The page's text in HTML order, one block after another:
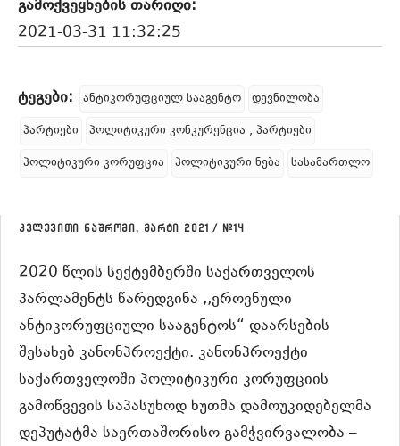
გამოქვეყნების თარიღი:
2021-03-31 11:32:25
ტეგები: ანტიკორუფციულ სააგენტო დევნილობა
პარტიები
პოლიტიკური კონკურენცია , პარტიები
პოლიტიკური კორუფცია
პოლიტიკური ნება სასამართლო
კვლევითი ნაშრომი, მარტი 2021 / #14
2020 წლის სექტემბერში საქართველოს
პარლამენტს წარედგინა ,,ეროვნული
ანტიკორუფციული სააგენტოს“ დაარსების
შესახებ კანონპროექტი. კანონპროექტი
საქართველოში პოლიტიკური კორუფციის
გამოწვევის საპასუხოდ ხუთმა დამოუკიდებელმა
დეპუტატმა საერთაშორისო გამჭვირვალობა –